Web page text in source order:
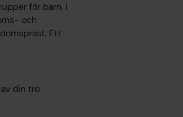
för barn. I
och
Ett
din tro